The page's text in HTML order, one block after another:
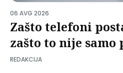
06 AVG 2026
Zašto telefoni
zašto to nije
REDAKCIJA